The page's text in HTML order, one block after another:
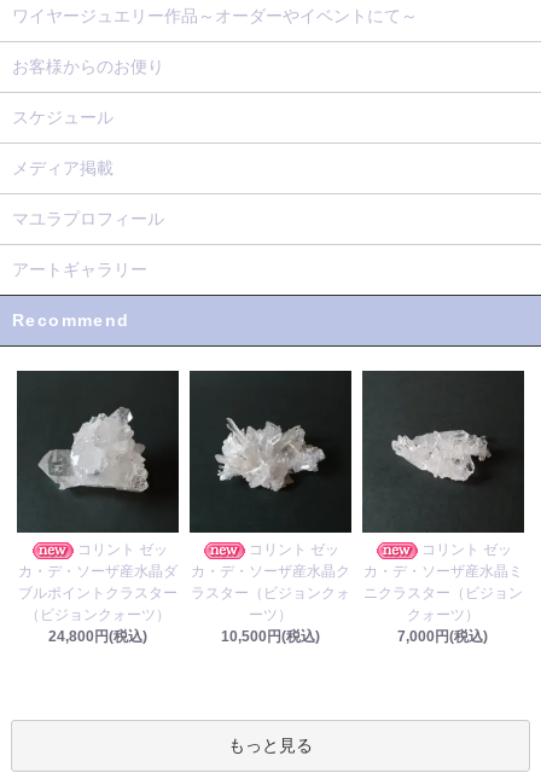
ワイヤージュエリー作品～オーダーやイベントにて～
お客様からのお便り
スケジュール
メディア掲載
マユラプロフィール
アートギャラリー
Recommend
コリント ゼッ
カ・デ・ソーザ産水晶ダ
ブルポイントクラスター
（ビジョンクォーツ）
24,800円(税込)
コリント ゼッ
カ・デ・ソーザ産水晶ク
ラスター（ビジョンクォ
ーツ）
10,500円(税込)
コリント ゼッ
カ・デ・ソーザ産水晶ミ
ニクラスター（ビジョン
クォーツ）
7,000円(税込)
もっと見る